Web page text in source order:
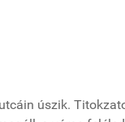
úszik.